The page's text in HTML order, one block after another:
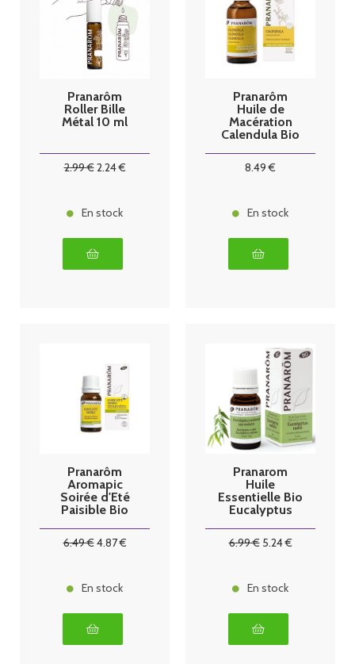
Pranarôm
Roller Bille
Métal 10 ml
2.99€2.24€
En stock
Pranarôm
Huile de
Macération
Calendula Bio
8.49 €
En stock
Pranarôm
Aromapic
Soirée d'Eté
Paisible Bio
6.49€4.87€
En stock
Pranarom
Huile
Essentielle Bio
Eucalyptus
6.99€ 5.24€
En stock